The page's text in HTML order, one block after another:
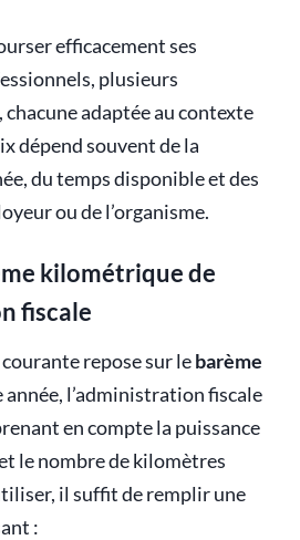
efficacement ses
plusieurs
adaptée au contexte
dépend souvent de la
du temps disponible et des
ou de l’organisme.
kilométrique de
fiscale
repose sur lebarème
année, l’administration fiscale
en compte la puissance
le nombre de kilomètres
il suffit de remplir une
: